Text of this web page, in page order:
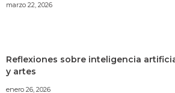
marzo 22, 2026
Reflexiones sobre inteligencia
y artes
enero 26, 2026